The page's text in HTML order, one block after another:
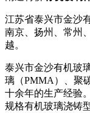
江苏省泰兴市金沙
南京、扬州、常州
越。
泰兴市金沙有机玻
璃（PMMA）、聚
十余年的生产经验
规格有机玻璃浇铸